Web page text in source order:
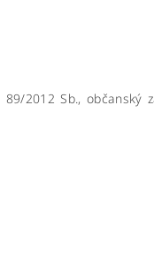
2012 Sb., občanský